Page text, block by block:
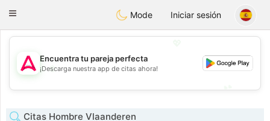
Tantôt
Toggle
Mode Iniciar sesión
💖
💕
Encuentra tu pareja perfecta
¡Descarga nuestra app de citas ahora!
Citas Hombre Vlaanderen